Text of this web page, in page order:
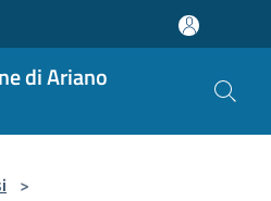
di Ariano
>